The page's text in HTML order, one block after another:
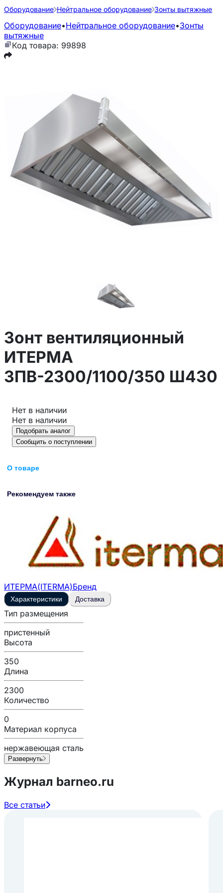
Оборудование Нейтральное оборудование Зонты вытяжные
Оборудование•Нейтральное оборудование•Зонты
вытяжные
Код товара: 99898
Зонт вентиляционный
ИТЕРМА
ЗПВ-2300/1100/350 Ш430
Нет в наличии
Нет в наличии
Подобрать аналог
Сообщить о поступлении
О товаре
Рекомендуем также
ИТЕРМА(ITERMA)Бренд
Характеристики Доставка
Тип размещения
пристенный
Высота
350
Длина
2300
Количество
0
Материал корпуса
нержавеющая сталь
Развернуть
Журнал barneo.ru
Все статьи